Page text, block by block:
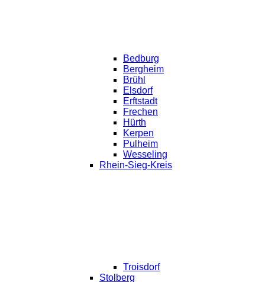
Bedburg
Bergheim
Brühl
Elsdorf
Erftstadt
Frechen
Hürth
Kerpen
Pulheim
Wesseling
Rhein-Sieg-Kreis
Troisdorf
Stolberg